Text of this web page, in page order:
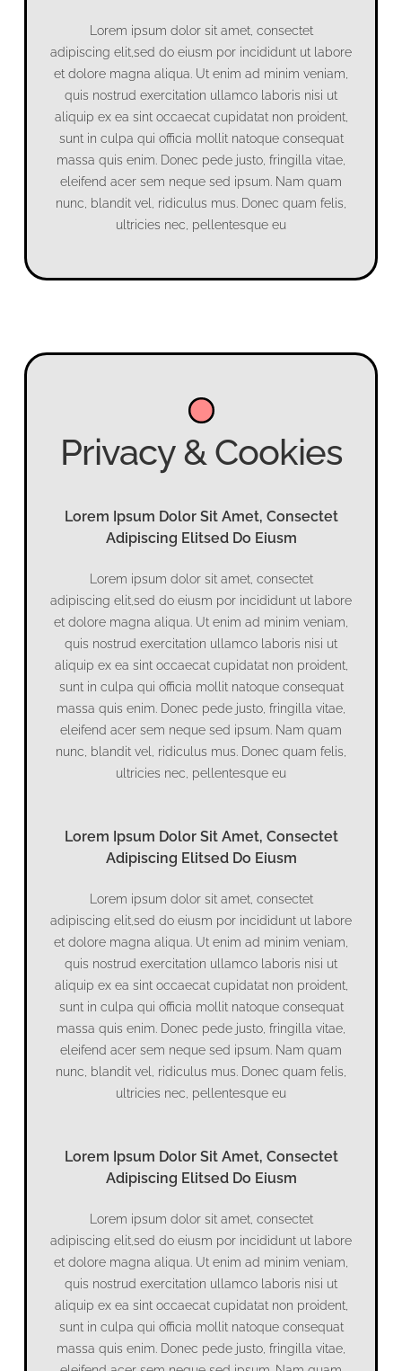
Lorem ipsum dolor sit amet, consectet
adipiscing elit,sed do eiusm por incididunt ut labore
et dolore magna aliqua. Ut enim ad minim veniam,
quis nostrud exercitation ullamco laboris nisi ut
aliquip ex ea sint occaecat cupidatat non proident,
sunt in culpa qui officia mollit natoque consequat
massa quis enim. Donec pede justo, fringilla vitae,
eleifend acer sem neque sed ipsum. Nam quam
nunc, blandit vel, ridiculus mus. Donec quam felis,
ultricies nec, pellentesque eu
Privacy & Cookies
Lorem Ipsum Dolor Sit Amet, Consectet
Adipiscing Elitsed Do Eiusm
Lorem ipsum dolor sit amet, consectet
adipiscing elit,sed do eiusm por incididunt ut labore
et dolore magna aliqua. Ut enim ad minim veniam,
quis nostrud exercitation ullamco laboris nisi ut
aliquip ex ea sint occaecat cupidatat non proident,
sunt in culpa qui officia mollit natoque consequat
massa quis enim. Donec pede justo, fringilla vitae,
eleifend acer sem neque sed ipsum. Nam quam
nunc, blandit vel, ridiculus mus. Donec quam felis,
ultricies nec, pellentesque eu
Lorem Ipsum Dolor Sit Amet, Consectet
Adipiscing Elitsed Do Eiusm
Lorem ipsum dolor sit amet, consectet
adipiscing elit,sed do eiusm por incididunt ut labore
et dolore magna aliqua. Ut enim ad minim veniam,
quis nostrud exercitation ullamco laboris nisi ut
aliquip ex ea sint occaecat cupidatat non proident,
sunt in culpa qui officia mollit natoque consequat
massa quis enim. Donec pede justo, fringilla vitae,
eleifend acer sem neque sed ipsum. Nam quam
nunc, blandit vel, ridiculus mus. Donec quam felis,
ultricies nec, pellentesque eu
Lorem Ipsum Dolor Sit Amet, Consectet
Adipiscing Elitsed Do Eiusm
Lorem ipsum dolor sit amet, consectet
adipiscing elit,sed do eiusm por incididunt ut labore
et dolore magna aliqua. Ut enim ad minim veniam,
quis nostrud exercitation ullamco laboris nisi ut
aliquip ex ea sint occaecat cupidatat non proident,
sunt in culpa qui officia mollit natoque consequat
massa quis enim. Donec pede justo, fringilla vitae,